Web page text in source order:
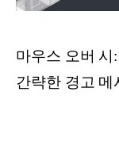
마우스 오버 시
간략한 경고 메